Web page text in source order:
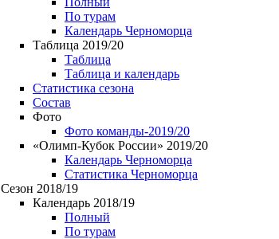
По турам
Календарь Черноморца
Таблица 2019/20
Таблица
Таблица и календарь
Статистика сезона
Состав
Фото
Фото команды-2019/20
«Олимп-Кубок России» 2019/20
Календарь Черноморца
Статистика Черноморца
Сезон 2018/19
Календарь 2018/19
Полный
По турам